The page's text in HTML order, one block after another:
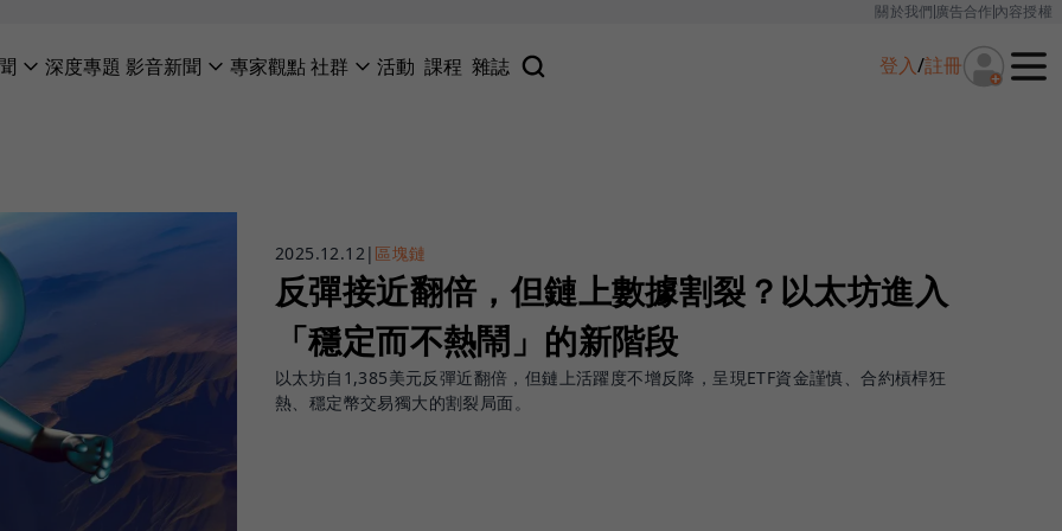
關於我們廣告合作內容授權
深度專題 影音新聞 專家觀點社群 活動 課程 雜誌 登入/註冊
2025.12.12| 區塊鏈
反彈接近翻倍，但鏈上數據割裂？以太坊進入
「穩定而不熱鬧」的新階段
以太坊自1,385美元反彈近翻倍，但鏈上活躍度不增反降，呈現ETF資金謹慎、合約槓桿狂
熱、穩定幣交易獨大的割裂局面。